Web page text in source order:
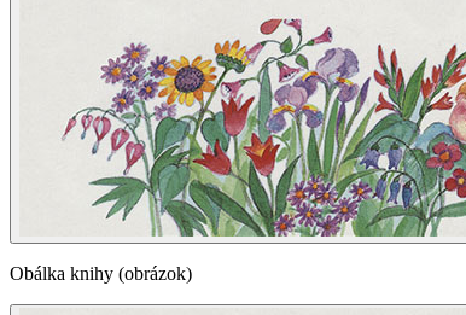
Obálka knihy (obrázok)